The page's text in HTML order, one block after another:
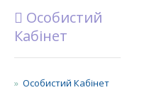
Особистий
Кабінет
Особистий Кабінет